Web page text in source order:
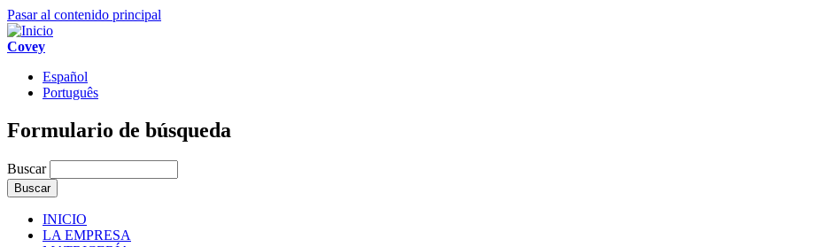
Pasar al contenido principal
Covey
Español
Português
Formulario de búsqueda
Buscar
INICIO
LA EMPRESA